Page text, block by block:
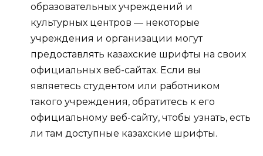
образовательных учреждений и
культурных центров — некоторые
учреждения и организации могут
предоставлять казахские шрифты на своих
официальных веб-сайтах. Если вы
являетесь студентом или работником
такого учреждения, обратитесь к его
официальному веб-сайту, чтобы узнать, есть
ли там доступные казахские шрифты.